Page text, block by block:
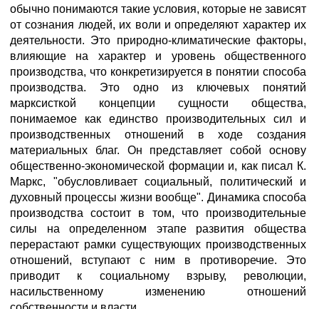
обычно понимаются такие условия, которые не зависят
от сознания людей, их воли и определяют характер их
деятельности. Это природно-климатические факторы,
влияющие на характер и уровень общественного
производства, что конкретизируется в понятии способа
производства. Это одно из ключевых понятий
марксисткой концепции сущности общества,
понимаемое как единство производительных сил и
производственных отношений в ходе создания
материальных благ. Он представляет собой основу
общественно-экономической формации и, как писал К.
Маркс, "обусловливает социальный, политический и
духовный процессы жизни вообще". Динамика способа
производства состоит в том, что производительные
силы на определенном этапе развития общества
перерастают рамки существующих производственных
отношений, вступают с ним в противоречие. Это
приводит к социальному взрыву, революции,
насильственному изменению отношений